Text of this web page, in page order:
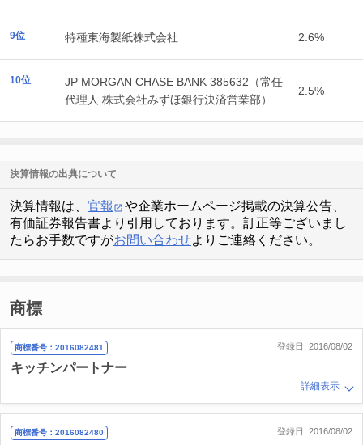
9位 特種東海製紙株式会社 2.6%
10位
JP MORGAN CHASE BANK 385632（常任
代理人 株式会社みずほ銀行決済営業部）
2.5%
決算情報の出典について
決算情報は、 官報
や企業ホームページ掲載の決算公告、
有価証券報告書より引用しております。訂正等ございまし
たらお手数ですがお問い合わせよりご連絡ください。
商標
登録日: 2016/08/02
商標番号：2016082481
キッチンパートナー
詳細表示
登録日: 2016/08/02
商標番号：2016082480